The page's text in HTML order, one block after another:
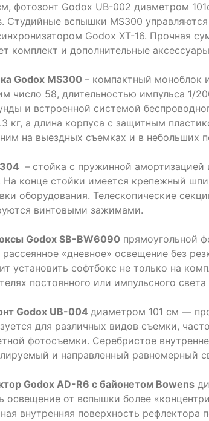
фотозонт Godox UB-002 диаметром
Студийные вспышки MS300
Godox XT-16. Прочная
комплект и дополнительные
Godox MS300 – компактный моноблок
число 58, длительностью импульса 1/
и встроенной системой
кг, а длина корпуса с защитным
на выездных съемках и в небольших
– стойка с пружинной амортизацией
На конце стойки имеется крепежный
оборудования. Телескопические
винтовыми зажимами.
Godox SB-BW6090 прямоугольной
рассеянное «дневное» освещение без
установить софтбокс не только на
постоянного или импульсного
Godox UB-004 диаметром 101 см —
для различных видов съемки,
фотосъемки. Серебристое
и направленный равномерный
Godox AD-R6 с байонетом Bowens
освещение от вспышки более
внутренняя поверхность рефлектора